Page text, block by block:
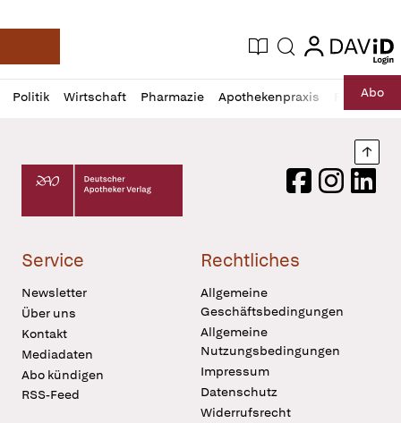
Deutsche Apotheker Zeitung
Aktuelle Ausgabe
Suche login
login
Politik Wirtschaft Pharmazie Apothekenpraxis RechtAbo
Profil
öffnen
Daz
Pur
Deutscher Apotheker Verlag Logo
FacebookInstagram
Service
Newsletter
Über uns
Kontakt
Mediadaten
Abo kündigen
RSS-Feed
Rechtliches
Allgemeine
Geschäftsbedingungen
Allgemeine
Nutzungsbedingungen
Impressum
Datenschutz
Widerrufsrecht